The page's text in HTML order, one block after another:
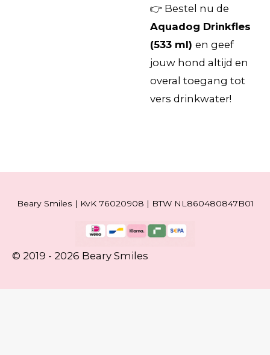
👉 Bestel nu de
Aquadog Drinkfles
(533 ml) en geef
jouw hond altijd en
overal toegang tot
vers drinkwater!
Beary Smiles | KvK 76020908 | BTW NL860480847B01
© 2019 - 2026 Beary Smiles